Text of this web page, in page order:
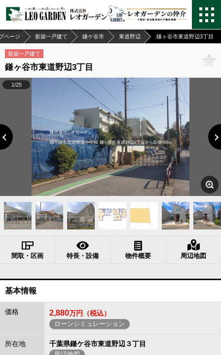
ページ 新築一戸建て 鎌ケ谷市 東道野辺 鎌ヶ谷市東道野辺3丁目
新築一戸建て
鎌ヶ谷市東道野辺3丁目
1/25
間取・区画 特長・設備 物件概要 周辺地図
基本情報
価格 2,880万円（税込）
ローンシミュレーション
所在地 千葉県鎌ケ谷市東道野辺３丁目